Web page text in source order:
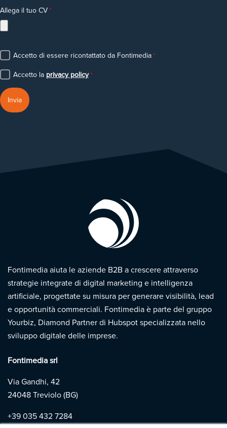
Allega il tuo CV*
Accetto di essere ricontattato da Fontimedia *
Accetto la privacy policy *
Fontimedia aiuta le aziende B2B a crescere attraverso
strategie integrate di digital marketing e intelligenza
artificiale, progettate su misura per generare visibilità, lead
e opportunità commerciali. Fontimedia è parte del gruppo
Yourbiz, Diamond Partner di Hubspot specializzata nello
sviluppo digitale delle imprese.
Fontimedia srl
Via Gandhi, 42
24048 Treviolo (BG)
+39 035 432 7284